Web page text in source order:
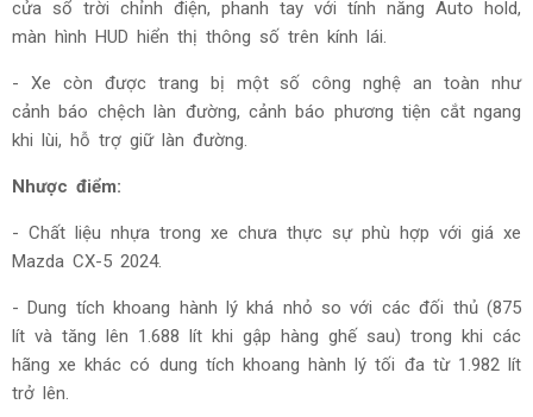
cửa sổ trời chỉnh điện, phanh tay với tính năng Auto hold,
màn hình HUD hiển thị thông số trên kính lái.
- Xe còn được trang bị một số công nghệ an toàn như
cảnh báo chệch làn đường, cảnh báo phương tiện cắt ngang
khi lùi, hỗ trợ giữ làn đường.
Nhược điểm:
- Chất liệu nhựa trong xe chưa thực sự phù hợp với giá xe
Mazda CX-5 2024.
- Dung tích khoang hành lý khá nhỏ so với các đối thủ (875
lít và tăng lên 1.688 lít khi gập hàng ghế sau) trong khi các
hãng xe khác có dung tích khoang hành lý tối đa từ 1.982 lít
trở lên.